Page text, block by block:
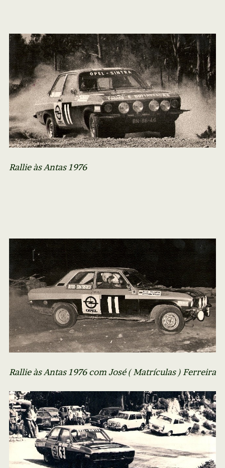
Rallie às Antas 1976
Rallie às Antas 1976 com José ( Matrículas ) Ferreira